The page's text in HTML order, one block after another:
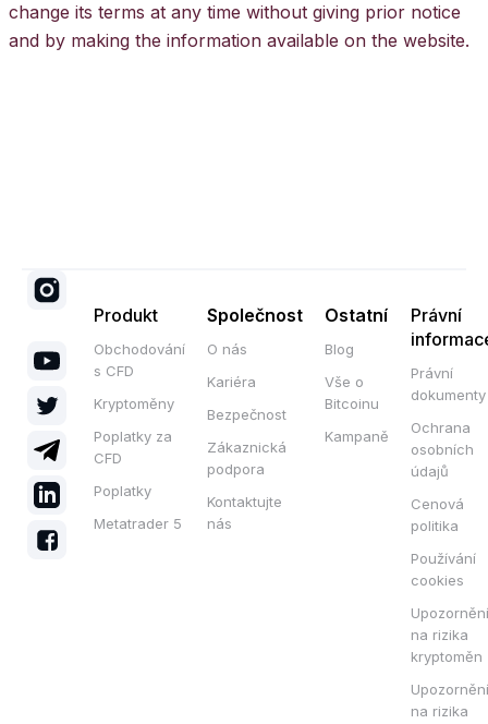
change its terms at any time without giving prior notice
and by making the information available on the website.
Produkt
Obchodování
s CFD
Kryptoměny
Poplatky za
CFD
Poplatky
Metatrader 5
Společnost
O nás
Kariéra
Bezpečnost
Zákaznická
podpora
Kontaktujte
nás
Ostatní
Blog
Vše o
Bitcoinu
Kampaně
Právní
Právní
dokumenty
Ochrana
osobních
údajů
Cenová
politika
Používání
cookies
Upozornění
na rizika
kryptoměn
Upozornění
na rizika